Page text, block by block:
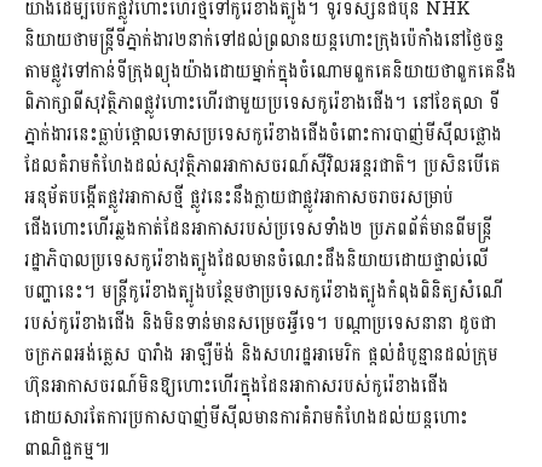
យ៉ាងដើម្បីបើកផ្លូវហោះហើរថ្មីទៅកូរ៉េខាងត្បូង។ ទូរទស្សន៍ជប៉ុន NHK
និយាយថាមន្រ្តីទីភ្នាក់ងារ២នាក់ទៅដល់ព្រលានយន្តហោះក្រុងប៉េកាំងនៅថ្ងៃចន្ទ
តាមផ្លូវទៅកាន់​ទីក្រុងព្យុងយ៉ាងដោយម្នាក់ក្នុងចំណោមពួកគេ​និយាយថា​ពួកគេនឹង
ពិភាក្សាពីសុវត្ថិភាពផ្លូវហោះហើរជាមួយប្រទេសកូរ៉េខាងជើង។ នៅខែតុលា​ ទី
ភ្នាក់ងារនេះធ្លាប់ថ្កោលទោសប្រទេសកូរ៉េខាងជើង​ចំពោះការបាញ់មីស៊ីលផ្លោង​
ដែលគំរាមកំហែងដល់សុវត្ថិភាពអាកាសចរណ៍ស៊ីវិលអន្តរជាតិ។ ប្រសិនបើគេ
អនុម័តបង្កើតផ្លូវអាកាសថ្មី ផ្លូវនេះនឹងក្លាយជាផ្លូវអាកាសចរាចរសម្រាប់
ជើងហោះហើរឆ្លង​កាត់ដែនអាកាសរបស់ប្រទេសទាំង២​​ ប្រភពព័ត៌មានពីមន្រ្តី
រដ្ឋាភិបាលប្រទេសកូរ៉េខាងត្បូងដែល​មានចំណេះដឹងនិយាយដោយផ្ទាល់លើ
បញ្ហានេះ។ មន្ត្រីកូរ៉េខាងត្បូងបន្ថែមថា​ប្រទេសកូរ៉េខាងត្បូងកំពុង​ពិនិត្យសំណើ
របស់កូរ៉េខាងជើង និងមិនទាន់មានសម្រេចអ្វីទេ។ បណ្តាប្រទេសនានា ដូចជា
ចក្រភពអង់គ្លេស បារាំង អាឡឺម៉ង់ និងសហរដ្ឋអាមេរិក ផ្តល់ដំបូន្មានដល់ក្រុម
ហ៊ុនអាកាសចរណ៍មិនឱ្យហោះហើរក្នុងដែនអាកាសរបស់កូរ៉េខាងជើង
ដោយសារតែការប្រកាសបាញ់មីស៊ីលមានការគំរាមកំហែងដល់យន្ដហោះ
ពាណិជ្ជកម្ម៕